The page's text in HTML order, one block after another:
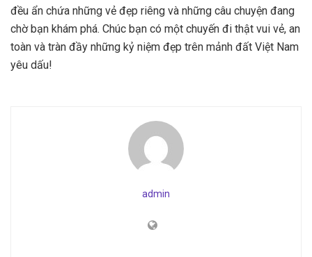
đều ẩn chứa những vẻ đẹp riêng và những câu chuyện đang
chờ bạn khám phá. Chúc bạn có một chuyến đi thật vui vẻ, an
toàn và tràn đầy những kỷ niệm đẹp trên mảnh đất Việt Nam
yêu dấu!
admin